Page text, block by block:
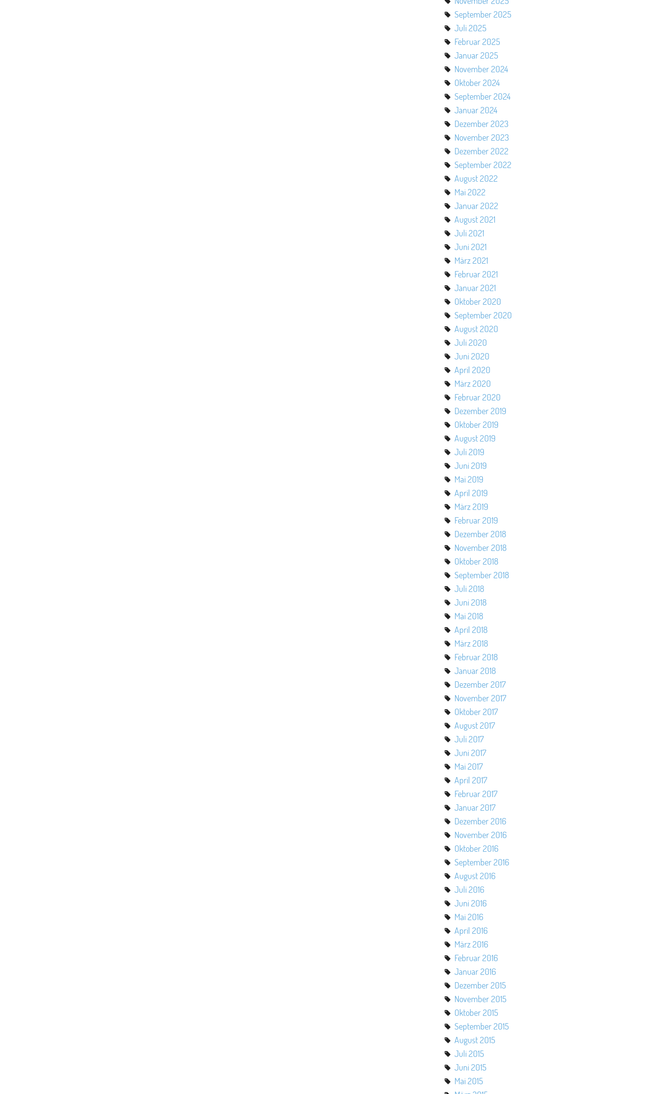
September 2025
Juli 2025
Februar 2025
Januar 2025
November 2024
Oktober 2024
September 2024
Januar 2024
Dezember 2023
November 2023
Dezember 2022
September 2022
August 2022
Mai 2022
Januar 2022
August 2021
Juli 2021
Juni 2021
März 2021
Februar 2021
Januar 2021
Oktober 2020
September 2020
August 2020
Juli 2020
Juni 2020
April 2020
März 2020
Februar 2020
Dezember 2019
Oktober 2019
August 2019
Juli 2019
Juni 2019
Mai 2019
April 2019
März 2019
Februar 2019
Dezember 2018
November 2018
Oktober 2018
September 2018
Juli 2018
Juni 2018
Mai 2018
April 2018
März 2018
Februar 2018
Januar 2018
Dezember 2017
November 2017
Oktober 2017
August 2017
Juli 2017
Juni 2017
Mai 2017
April 2017
Februar 2017
Januar 2017
Dezember 2016
November 2016
Oktober 2016
September 2016
August 2016
Juli 2016
Juni 2016
Mai 2016
April 2016
März 2016
Februar 2016
Januar 2016
Dezember 2015
November 2015
Oktober 2015
September 2015
August 2015
Juli 2015
Juni 2015
Mai 2015